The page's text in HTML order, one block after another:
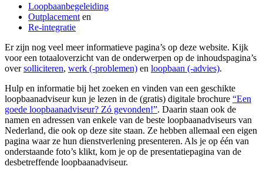
Loopbaanbegeleiding
Outplacement en
Re-integratie
Er zijn nog veel meer informatieve pagina’s op deze website. Kijk
voor een totaaloverzicht van de onderwerpen op de inhoudspagina’s
oversolliciteren, werk (-problemen) en loopbaan (-advies).
Hulp en informatie bij het zoeken en vinden van een geschikte
loopbaanadviseur kun je lezen in de (gratis) digitale brochure “Een
goede loopbaanadviseur? Zó gevonden!”. Daarin staan ook de
namen en adressen van enkele van de beste loopbaanadviseurs van
Nederland, die ook op deze site staan. Ze hebben allemaal een eigen
pagina waar ze hun dienstverlening presenteren. Als je op één van
onderstaande foto’s klikt, kom je op de presentatiepagina van de
desbetreffende loopbaanadviseur.